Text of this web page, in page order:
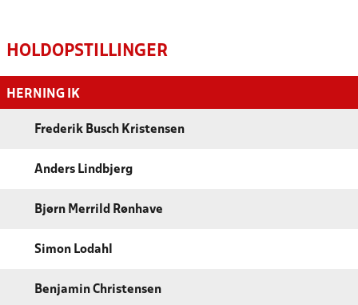
HOLDOPSTILLINGER
HERNING IK
Frederik Busch Kristensen
Anders Lindbjerg
Bjørn Merrild Rønhave
Simon Lodahl
Benjamin Christensen